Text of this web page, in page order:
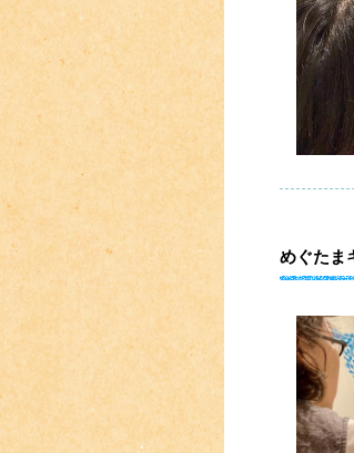
めぐたま